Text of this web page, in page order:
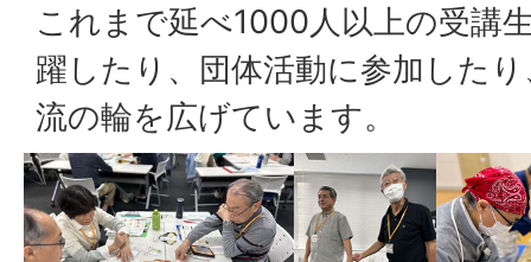
これまで延べ1000人以上の受講
躍したり、団体活動に参加した
流の輪を広げています。